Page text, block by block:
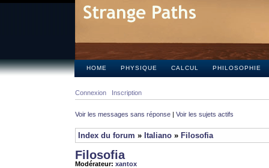
HOME PHYSIQUE CALCUL PHILOSOPHIE
Connexion Inscription
Voir les messages sans réponse | Voir les sujets actifs
Index du forum » Italiano » Filosofia
Filosofia
Modérateur: xantox